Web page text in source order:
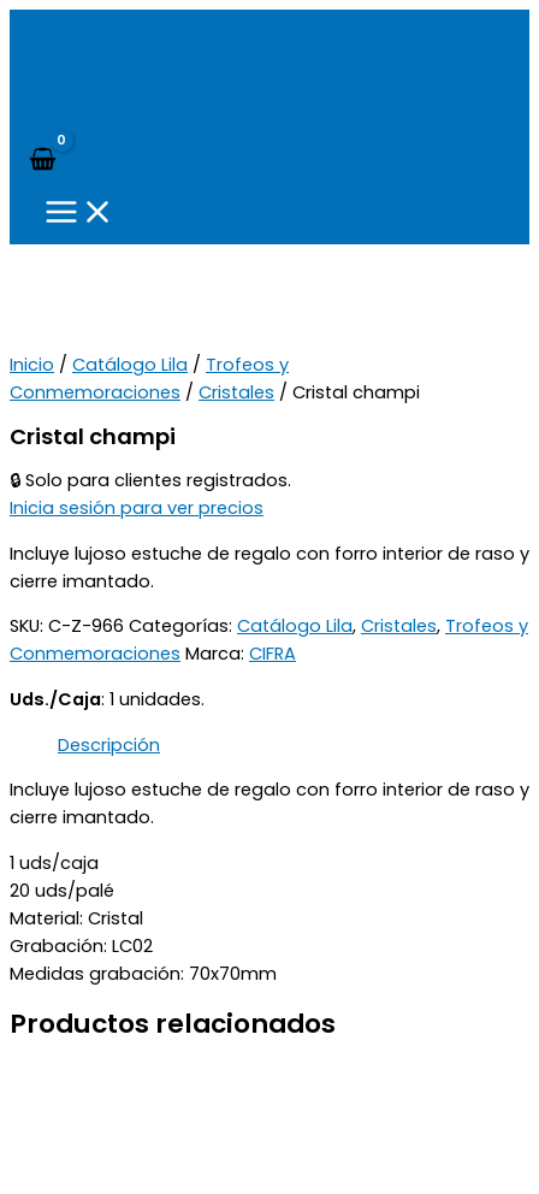
Main
Menu
Inicio / Catálogo Lila / Trofeos y
Conmemoraciones / Cristales / Cristal champi
Cristal champi
🔒 Solo para clientes registrados.
Inicia sesión para ver precios
Incluye lujoso estuche de regalo con forro interior de raso y
cierre imantado.
SKU: C-Z-966 Categorías: Catálogo Lila, Cristales, Trofeos y
Conmemoraciones Marca: CIFRA
Uds./Caja: 1 unidades.
Descripción
Incluye lujoso estuche de regalo con forro interior de raso y
cierre imantado.
1 uds/caja
20 uds/palé
Material: Cristal
Grabación: LC02
Medidas grabación: 70x70mm
Productos relacionados